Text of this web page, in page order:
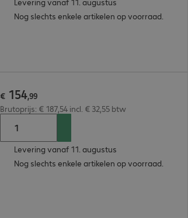
Nog slechts enkele artikelen op voorraad.
€ 154,99
Brutoprijs: € 187,54 incl. € 32,55 btw
Levering vanaf 11. augustus
Nog slechts enkele artikelen op voorraad.